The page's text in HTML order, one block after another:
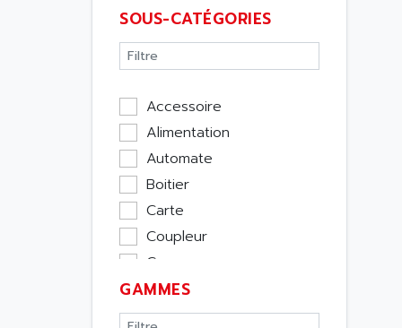
SOUS-CATÉGORIES
Accessoire
Alimentation
Automate
Boitier
Carte
Coupleur
Cpu
Ecran
Entrée / Sortie
GAMMES